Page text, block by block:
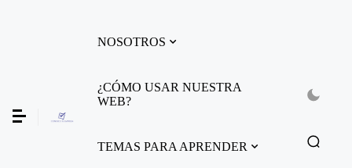
NOSOTROS
¿CÓMO USAR NUESTRA
WEB?
TEMAS PARA APRENDER